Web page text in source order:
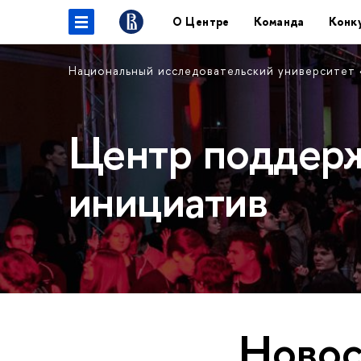
О Центре Команда
Национальный исследовательский
Центр
инициатив